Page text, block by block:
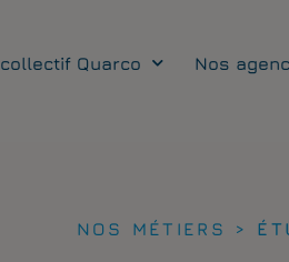
Quarco Nos
NOS MÉTIERS >